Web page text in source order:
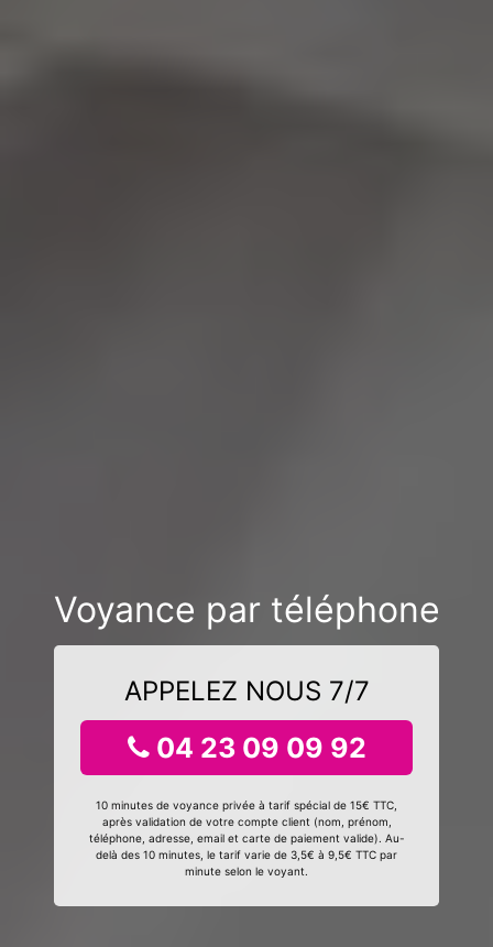
Voyance par téléphone
APPELEZ NOUS 7/7
04 23 09 09 92
10 minutes de voyance privée à tarif spécial de 15€ TTC,
après validation de votre compte client (nom, prénom,
téléphone, adresse, email et carte de paiement valide). Au-
delà des 10 minutes, le tarif varie de 3,5€ à 9,5€ TTC par
minute selon le voyant.